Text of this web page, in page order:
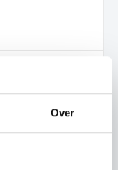
Over